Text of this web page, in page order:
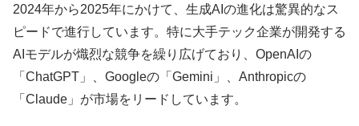
2024年から2025年にかけて、生成AIの進化は驚異的なス
ピードで進行しています。特に大手テック企業が開発する
AIモデルが熾烈な競争を繰り広げており、OpenAIの
「ChatGPT」、Googleの「Gemini」、Anthropicの
「Claude」が市場をリードしています。